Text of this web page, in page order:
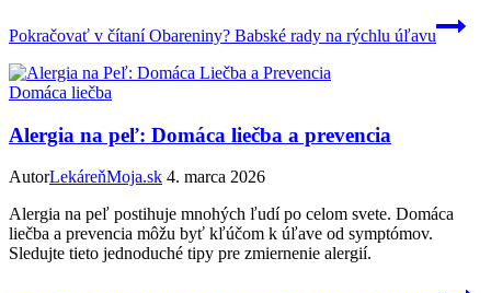
Pokračovať v čítaníObareniny? Babské rady na rýchlu úľavu
Domáca liečba
Alergia na peľ: Domáca liečba a prevencia
AutorLekáreňMoja.sk 4. marca 2026
Alergia na peľ postihuje mnohých ľudí po celom svete. Domáca
liečba a prevencia môžu byť kľúčom k úľave od symptómov.
Sledujte tieto jednoduché tipy pre zmiernenie alergií.